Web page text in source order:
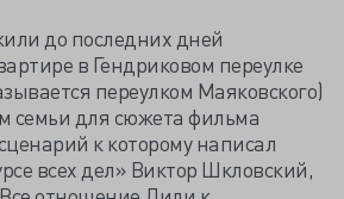
до последних дней
в Гендриковом переулке
переулком Маяковского)
семьи для сюжета фильма
к которому написал
всех дел» Виктор Шкловский,